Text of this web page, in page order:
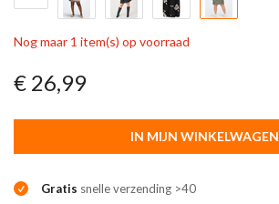
Nog maar 1 item(s) op voorraad
€ 26,99
IN MIJN WINKELWAGEN
Gratis snelle verzending >40